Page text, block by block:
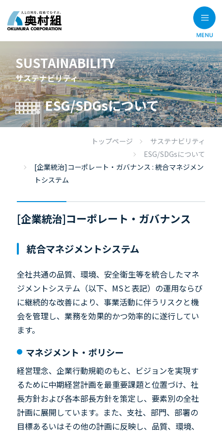
SUSTAINABILITY
サステナビリティ
ESG/SDGsについて
トップページ
サステナビリティ
ESG/SDGsについて
[企業統治]コーポレート・ガバナンス : 統合マネジメン
トシステム
[企業統治]コーポレート・ガバナンス
統合マネジメントシステム
全社共通の品質、環境、安全衛生等を統合したマネ
ジメントシステム（以下、MSと表記）の運用ならび
に継続的な改善により、事業活動に伴うリスクと機
会を管理し、業務を効果的かつ効率的に遂行してい
ます。
マネジメント・ポリシー
経営理念、企業行動規範のもと、ビジョンを実現す
るために中期経営計画を最重要課題と位置づけ、社
長方針および各本部長方針を策定し、要素別の全社
計画に展開しています。また、支社、部門、部署の
目標あるいはその他の計画に反映し、品質、環境、